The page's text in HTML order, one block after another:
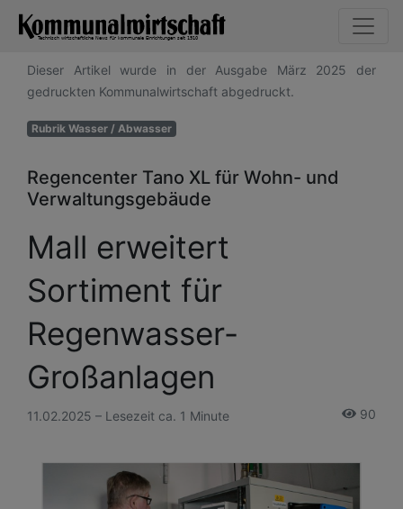
Dieser Artikel wurde in der Ausgabe März 2025 der
gedruckten Kommunalwirtschaft abgedruckt.
Rubrik Wasser / Abwasser
Regencenter Tano XL für Wohn- und
Verwaltungsgebäude
Mall erweitert
Sortiment für
Regenwasser-
Großanlagen
11.02.2025 – Lesezeit ca. 1 Minute 90